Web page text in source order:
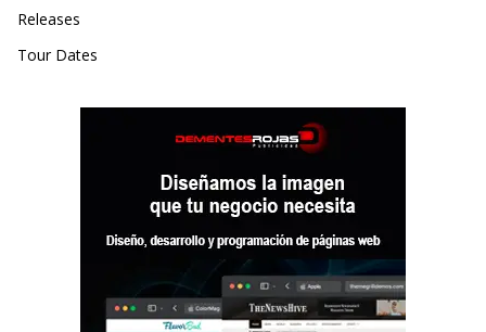
Releases
Tour Dates